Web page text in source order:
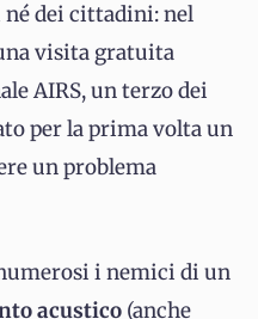
dei cittadini: nel
visita gratuita
AIRS, un terzo dei
per la prima volta un
un problema
i nemici di un
acustico (anche